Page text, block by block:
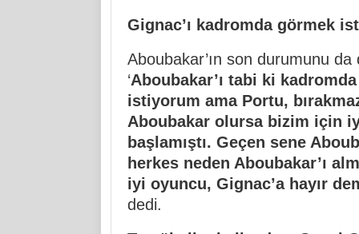
Gignac’ı kadromda görmek
Aboubakar’ın son durumunu
‘Aboubakar’ı tabi ki
istiyorum ama Portu,
Aboubakar olursa bizim için
başlamıştı. Geçen sene
herkes neden Aboubakar’ı
iyi oyuncu, Gignac’a hayır
dedi.